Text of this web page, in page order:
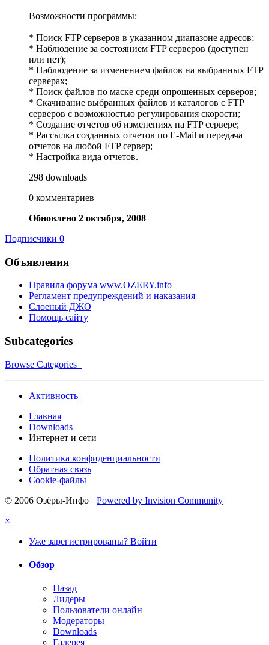
Возможности программы:
* Поиск FTP серверов в указанном диапазоне адресов;
* Наблюдение за состоянием FTP серверов (доступен
или нет);
* Наблюдение за изменением файлов на выбранных FTP
серверах;
* Поиск файлов по маске среди опрошенных серверов;
* Скачивание выбранных файлов и каталогов с FTP
серверов с возможностью регулирования скорости;
* Создание отчетов об изменениях на FTP сервере;
* Рассылка созданных отчетов по E-Mail и передача
отчетов на любой FTP сервер;
* Настройка вида отчетов.
298 downloads
0 комментариев
Обновлено 2 октября, 2008
Подписчики 0
Объявления
Правила форума www.OZERY.info
Регламент предупреждений и наказания
Слоеный ДЖО
Помощь сайту
Subcategories
Browse Categories
Активность
Главная
Downloads
Интернет и сети
Политика конфиденциальности
Обратная связь
Cookie-файлы
© 2006 Озёры-Инфо =Powered by Invision Community
×
Уже зарегистрированы? Войти
Обзор
Назад
Лидеры
Пользователи онлайн
Модераторы
Downloads
Галерея